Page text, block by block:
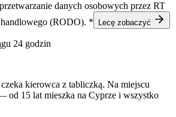
danych osobowych przez RT
(RODO). *
Lecę zobaczyć
24 godzin
kierowca z tabliczką. Na miejscu
od 15 lat mieszka na Cyprze i wszystko